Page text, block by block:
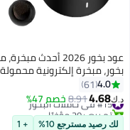
عود بخور 2026 أحدث مبخرة، مبخرة
مبخرة إلكترونية محمولة –
مبخرة فحم، بخور عربي، عطر
هدية، ديكور
4.0
61
4.68
8.91خصم 47% البخور
بيع +20 مؤخرًا
البخور مسترجع 10% + 1